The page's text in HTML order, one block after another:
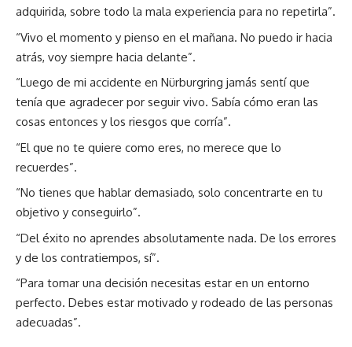
adquirida, sobre todo la mala experiencia para no repetirla”.
“Vivo el momento y pienso en el mañana. No puedo ir hacia
atrás, voy siempre hacia delante”.
“Luego de mi accidente en Nürburgring jamás sentí que
tenía que agradecer por seguir vivo. Sabía cómo eran las
cosas entonces y los riesgos que corría”.
“El que no te quiere como eres, no merece que lo
recuerdes”.
“No tienes que hablar demasiado, solo concentrarte en tu
objetivo y conseguirlo”.
“Del éxito no aprendes absolutamente nada. De los errores
y de los contratiempos, sí”.
“Para tomar una decisión necesitas estar en un entorno
perfecto. Debes estar motivado y rodeado de las personas
adecuadas”.